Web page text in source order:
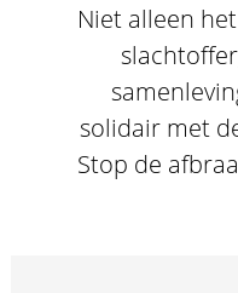
Niet alleen
solidair met
Stop de